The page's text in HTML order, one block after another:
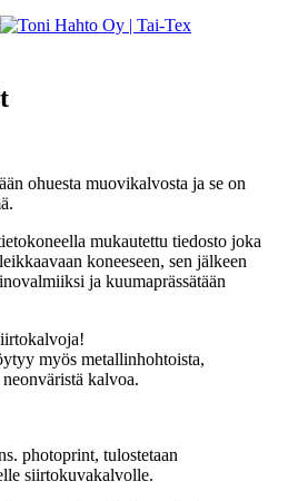
ohuesta muovikalvosta ja se on
mukautettu tiedosto joka
koneeseen, sen jälkeen
ja kuumaprässätään
myös metallinhohtoista,
kalvoa.
photoprint, tulostetaan
siirtokuvakalvolle.